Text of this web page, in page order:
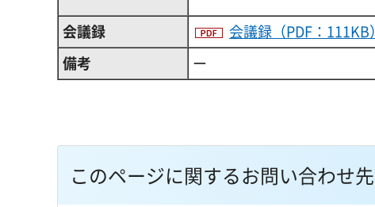
会議録
会議録（PDF：111KB）
備考
ー
このページに関するお問い合わせ先